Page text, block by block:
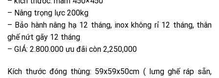
– Nâng trọng lực 200kg
– Bảo hành nâng hạ 12 tháng, inox không rỉ 12 tháng, thân
ghế nứt gãy 12 tháng
– GIÁ: 2.800.000 ưu đãi còn 2,250,000
Kích thước đóng thùng: 59x59x50cm ( lưng ghế ráp sẵn,